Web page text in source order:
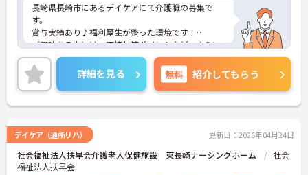
長崎県長崎市にあるデイケアにて介護職の募集で
す。
賞与実績あり♪福利厚生が整った環境です！
ご興味ある方には、面接対策ポイントなど、さらに
詳細をお話しいたしますのでお気軽にご相談くださ
い。
詳細を見る 無料 紹介してもらう
デイケア（通所リハ） 更新日：2026年04月24日
社会福祉法人扶早会介護老人保健施設 東長崎ナーシングホーム
社会
福祉法人扶早会